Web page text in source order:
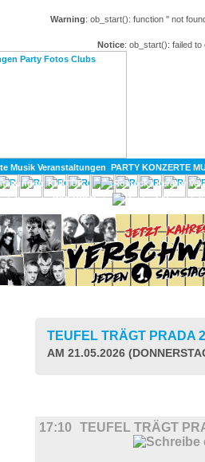
Warning: ob_start(): function '' not
Notice: ob_start(): failed to
PARTY KONZERTE
KULTUR
DIVERSES
TEUFEL TRÄGT PRADA 2
AM 21.05.2026
17:10 TEUFEL TRÄGT